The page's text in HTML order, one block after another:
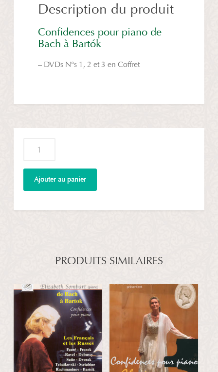
Description du produit
Confidences pour piano de
Bach à Bartók
– DVDs N°s 1, 2 et 3 en Coffret
Confidences
pour
Ajouter au panier
PRODUITS SIMILAIRES